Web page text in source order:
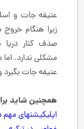
عتیقه جات و
زیرا هنگام
صدف کنار دریا
مشکلی ندارد.
عتیقه جات بگیرد
همچنین شاید
اپلیکیشنهای مهم